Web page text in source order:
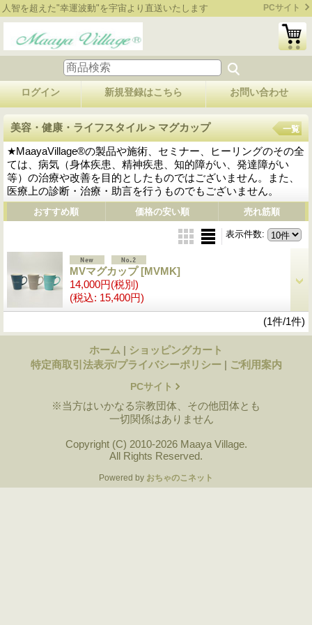
人智を超えた"幸運波動"を宇宙より直送いたします PCサイト
ログイン 新規登録はこちら お問い合わせ
美容・健康・ライフスタイル > マグカップ
★MaayaVillage®の製品や施術、セミナー、ヒーリングのその全
ては、病気（身体疾患、精神疾患、知的障がい、発達障がい
等）の治療や改善を目的としたものではございません。また、
医療上の診断・治療・助言を行うものでもございません。
一覧
おすすめ順 価格の安い順 売れ筋順
表示件数:
MVマグカップ[MVMK]
14,000円(税別)
(税込: 15,400円)
(1件/1件)
ホーム | ショッピングカート
特定商取引法表示/プライバシーポリシー | ご利用案内
PCサイト
※当方はいかなる宗教団体、その他団体とも
一切関係はありません
Copyright (C) 2010-2026 Maaya Village.
All Rights Reserved.
Powered by おちゃのこネット